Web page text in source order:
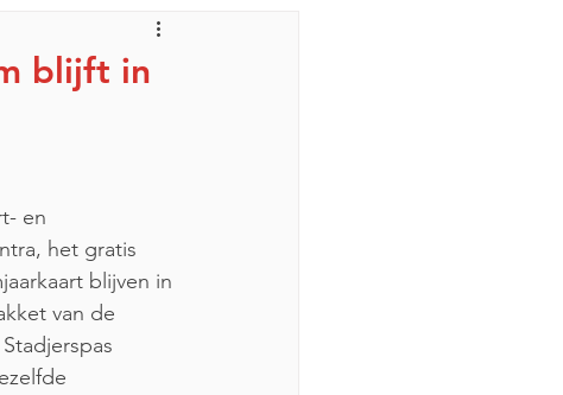
blijft in
en
het gratis
blijven in
van de